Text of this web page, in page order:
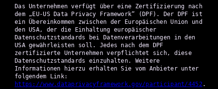
Das Unternehmen verfügt über eine Zertifizierung nach
dem „EU-US Data Privacy Framework“ (DPF). Der DPF ist
ein Übereinkommen zwischen der Europäischen Union und
den USA, der die Einhaltung europäischer
Datenschutzstandards bei Datenverarbeitungen in den
USA gewährleisten soll. Jedes nach dem DPF
zertifizierte Unternehmen verpflichtet sich, diese
Datenschutzstandards einzuhalten. Weitere
Informationen hierzu erhalten Sie vom Anbieter unter
folgendem Link:
https://www.dataprivacyframework.gov/participant/4452.